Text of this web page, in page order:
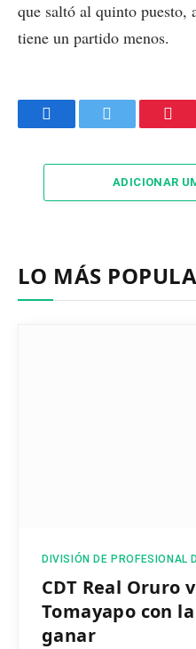
que saltó al quinto puesto,
tiene un partido menos.
FacebookTwitter
ADICIONAR
LO MÁS
DIVISIÓN DE PROFESIONAL
CDT Real Oruro
Tomayapo con
ganar